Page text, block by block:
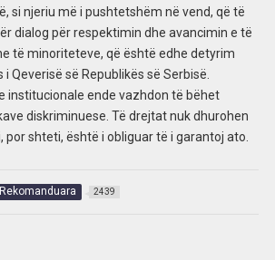
si njeriu më i pushtetshëm në vend, që të
dialog për respektimin dhe avancimin e të
të minoriteteve, që është edhe detyrim
i Qeverisë së Republikës së Serbisë.
institucionale ende vazhdon të bëhet
diskriminuese. Të drejtat nuk dhurohen
por shteti, është i obliguar të i garantoj ato.
2439